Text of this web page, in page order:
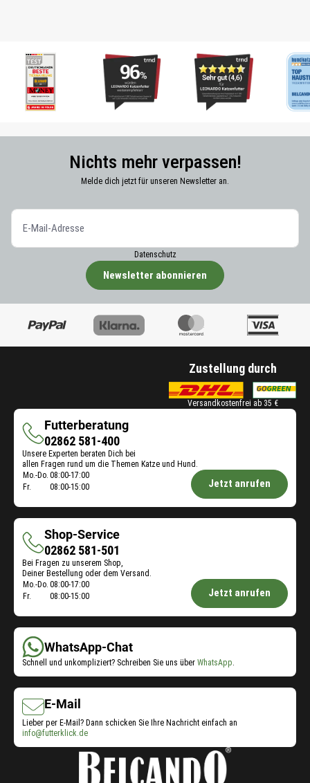
Nichts mehr verpassen!
Melde dich jetzt für unseren Newsletter an.
Datenschutz
Newsletter abonnieren
Zustellung durch
Versandkostenfrei ab 35 €
Futterberatung
Futterberatung
02862 581-400
Unsere Experten beraten Dich bei
allen Fragen rund um die Themen Katze und Hund.
Öffnungszeiten
Mo.-Do. 08:00-17:00
Fr.
08:00-15:00 Jetzt anrufen
Shop-Service
Shop-
Service
02862 581-501
Bei Fragen zu unserem Shop,
Deiner Bestellung oder dem Versand.
Öffnungszeiten
Service:
Mo.-Do. 08:00-17:00
Fr.
08:00-15:00 Jetzt anrufen
WhatsApp-Chat
Schnell und unkompliziert? Schreiben Sie uns über WhatsApp.
E-Mail
Lieber per E-Mail? Dann schicken Sie Ihre Nachricht einfach an
info@futterklick.de